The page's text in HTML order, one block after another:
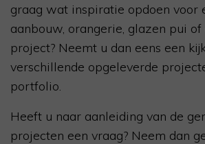
graag wat inspiratie opdoen voor
aanbouw, orangerie, glazen pui
project? Neemt u dan eens een
verschillende opgeleverde
portfolio.
Heeft u naar aanleiding van de
projecten een vraag? Neem dan